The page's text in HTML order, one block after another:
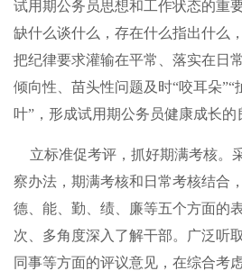
试用期公务员思想和工作状态的重
缺什么谈什么，存在什么指出什么
把纪律要求灌输在平常、落实在日
倾向性、苗头性问题及时“咬耳朵”“
叶”，形成试用期公务员健康成长的
立标准促考评，抓好期满考核。
察办法，期满考核和日常考核结合
德、能、勤、绩、廉等五个方面的
次、多角度深入了解干部。广泛听
同事等方面的评议意见，在综合考